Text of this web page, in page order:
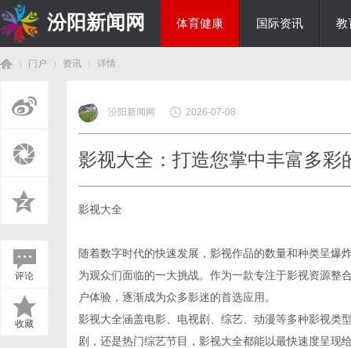
汾阳新闻网 体育健康 国际资讯 教
门户 资讯
›
详情
评论
收藏
汾阳新闻网 2026-07-08
影视大全：打造您掌中丰富多彩
影视大全
随着数字时代的快速发展，影视作品的数量和种类呈爆
为观众们面临的一大挑战。作为一款专注于影视资源整
户体验，逐渐成为众多影迷的首选应用。
影视大全涵盖电影、电视剧、综艺、动漫等多种影视类
剧，还是热门综艺节目，影视大全都能以最快速度呈现